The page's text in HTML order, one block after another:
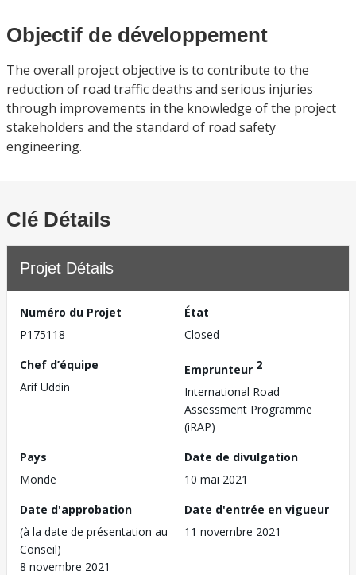
Objectif de développement
The overall project objective is to contribute to the
reduction of road traffic deaths and serious injuries
through improvements in the knowledge of the project
stakeholders and the standard of road safety
engineering.
Clé Détails
Projet Détails
Numéro du Projet
P175118
État
Closed
Chef d’équipe
Arif Uddin
Emprunteur 2
International Road
Assessment Programme
(iRAP)
Pays
Monde
Date de divulgation
10 mai 2021
Date d'approbation
(à la date de présentation au
Conseil)
8 novembre 2021
Date d'entrée en vigueur
11 novembre 2021